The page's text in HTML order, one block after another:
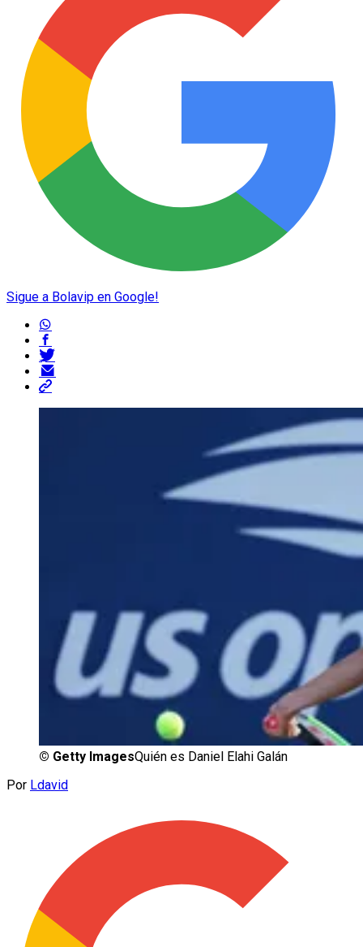
Sigue a Bolavip en Google!
© Getty ImagesQuién es Daniel Elahi Galán
Por Ldavid